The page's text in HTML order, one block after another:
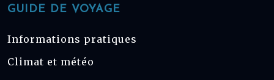
GUIDE DE VOYAGE
Informations pratiques
Climat et météo